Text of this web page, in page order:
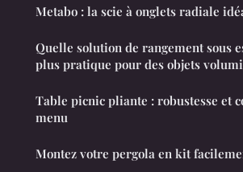
Metabo : la scie à onglets radiale
Quelle solution de rangement sous
plus pratique pour des objets
Table picnic pliante : robustesse et
menu
Montez votre pergola en kit